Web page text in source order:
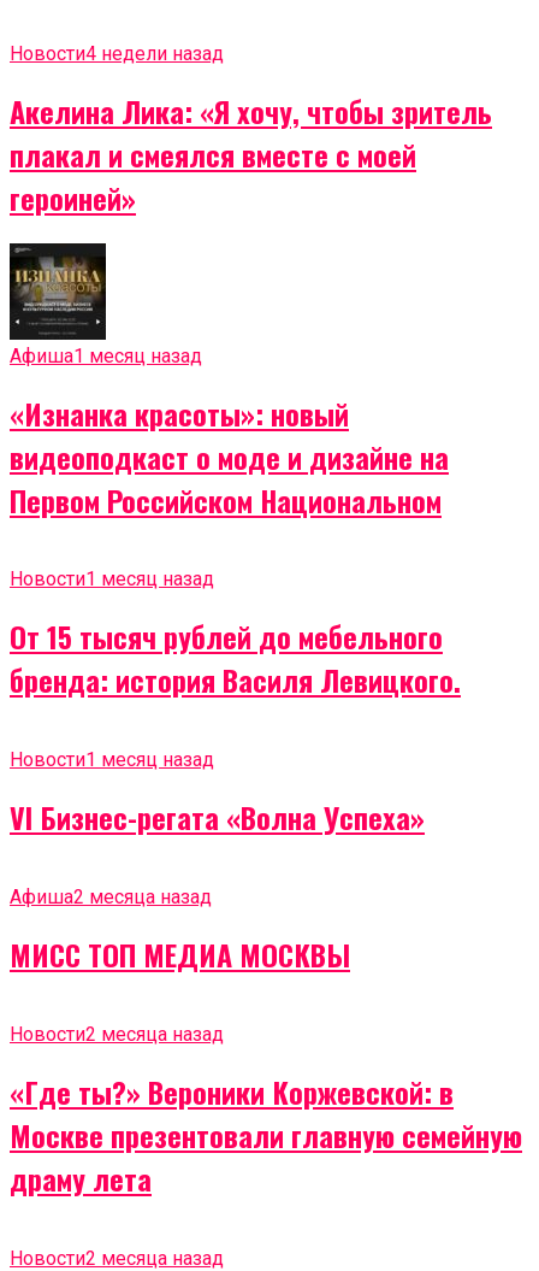
Новости4 недели назад
Акелина Лика: «Я хочу, чтобы зритель
плакал и смеялся вместе с моей
героиней»
Афиша1 месяц назад
«Изнанка красоты»: новый
видеоподкаст о моде и дизайне на
Первом Российском Национальном
Новости1 месяц назад
От 15 тысяч рублей до мебельного
бренда: история Василя Левицкого.
Новости1 месяц назад
VI Бизнес-регата «Волна Успеха»
Афиша2 месяца назад
МИСС ТОП МЕДИА МОСКВЫ
Новости2 месяца назад
«Где ты?» Вероники Коржевской: в
Москве презентовали главную семейную
драму лета
Новости2 месяца назад